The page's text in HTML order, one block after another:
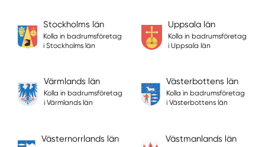
Stockholms län
Kolla in badrumsföretag
i Stockholms län
Uppsala län
Kolla in badrumsföretag
i Uppsala län
Värmlands län
Kolla in badrumsföretag
i Värmlands län
Västerbottens län
Kolla in badrumsföretag
i Västerbottens län
Västernorrlands län Västmanlands län